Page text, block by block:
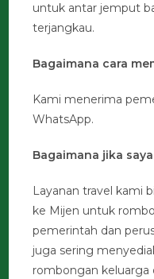
untuk antar jemput
terjangkau.
Bagaimana cara
Kami menerima
WhatsApp.
Bagaimana jika
Layanan travel kami
ke Mijen untuk
pemerintah dan
juga sering
rombongan keluarga